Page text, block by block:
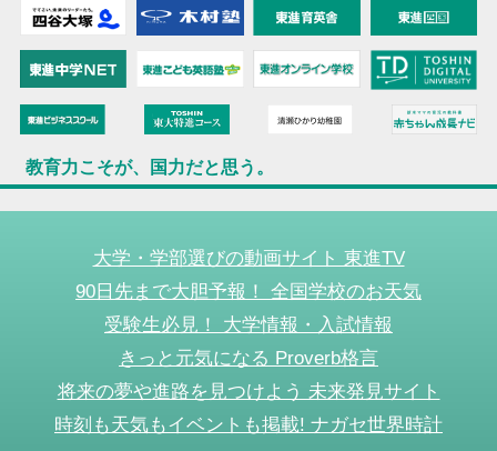
教育力こそが、国力だと思う。
大学・学部選びの動画サイト 東進TV
90日先まで大胆予報！ 全国学校のお天気
受験生必見！ 大学情報・入試情報
きっと元気になる Proverb格言
将来の夢や進路を見つけよう 未来発見サイト
時刻も天気もイベントも掲載! ナガセ世界時計